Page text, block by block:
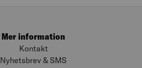
Mer information
Kontakt
Nyhetsbrev & SMS